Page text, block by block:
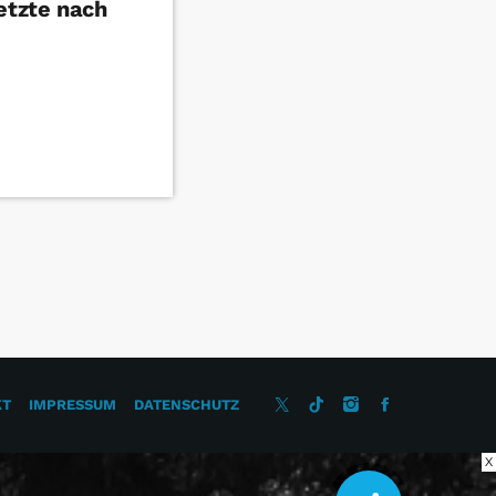
nach
IMPRESSUM DATENSCHUTZ
X